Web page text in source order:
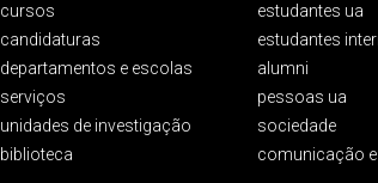
cursos
candidaturas
departamentos e escolas
serviços
unidades de investigação
biblioteca
estudantes ua
estudantes
alumni
pessoas ua
sociedade
comunicação